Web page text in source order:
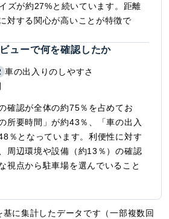
ズが約27%と続いています。距離
対する関心が高いことが特徴で
ューで何を確認したか
車の出入りのしやすさ
確認が全体の約75％を占めてお
所要時間」が約43％、「車の出入
％となっています。利便性に対す
周辺環境や設備（約13％）の確認
視点から駐車場を選んでいること
に集計したデータです（一部複数回